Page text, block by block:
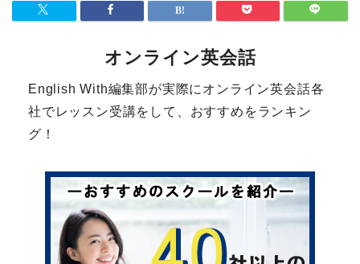
オンライン英会話
English With編集部が実際にオンライン英会話各
社でレッスン受講をして、おすすめをランキン
グ！